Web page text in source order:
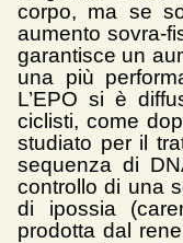
corpo, ma se
aumento sovra-
garantisce un
una più
L’EPO si è
ciclisti, come
studiato per il
sequenza di
controllo di una
di ipossia
prodotta dal